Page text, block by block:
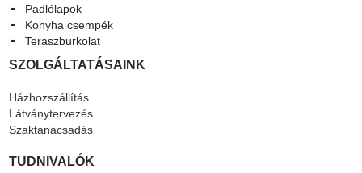
Padlólapok
Konyha csempék
Teraszburkolat
SZOLGÁLTATÁSAINK
Házhozszállítás
Látványtervezés
Szaktanácsadás
TUDNIVALÓK